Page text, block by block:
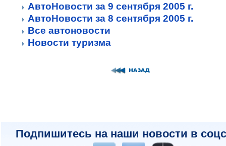
АвтоНовости за 9 сентября 2005 г.
АвтоНовости за 8 сентября 2005 г.
Все автоновости
Новости туризма
Подпишитесь на наши новости в